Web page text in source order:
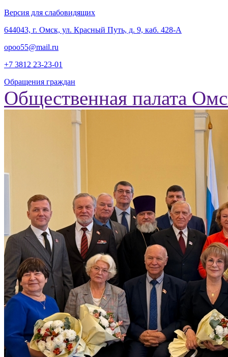
Версия для слабовидящих
‎644043, г. Омск, ул. Красный Путь, д. 9, каб. 428-А
opoo55@mail.ru
+7 3812 23-23-01
Обращения граждан
Общественная палата